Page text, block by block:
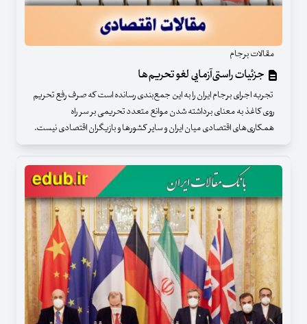
مقالات برجام
جزئیات راستی‌آزمایی لغو تحریم‌ها
تجربه اجرای برجام ایران را به این جمع‌بندی رسانده است که صرف رفع تحریم
روی کاغذ به معنای برداشته شدن موانع متعدد تحریمی بر سر راه
همکاری‌های اقتصادی میان ایران و سایر کشورها و بازیگران اقتصادی نیست.